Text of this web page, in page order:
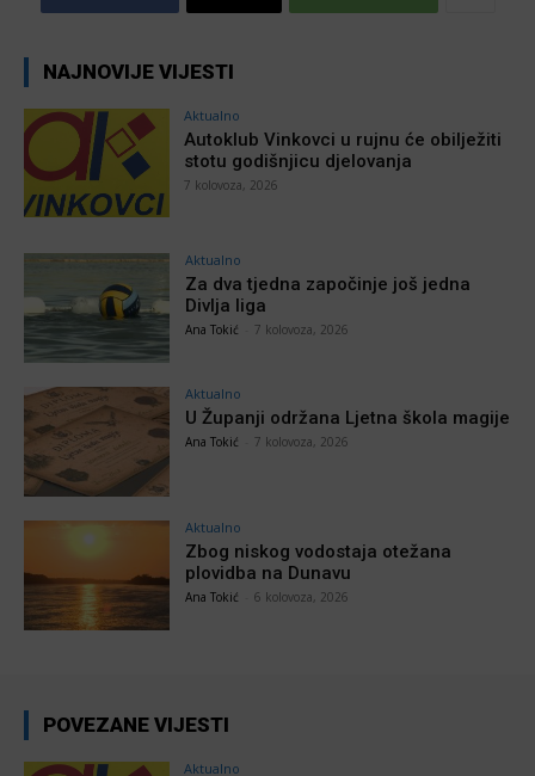
NAJNOVIJE VIJESTI
Aktualno
Autoklub Vinkovci u rujnu će obilježiti
stotu godišnjicu djelovanja
7 kolovoza, 2026
Aktualno
Za dva tjedna započinje još jedna
Divlja liga
Ana Tokić 7 kolovoza, 2026
Aktualno
U Županji održana Ljetna škola magije
Ana Tokić 7 kolovoza, 2026
Aktualno
Zbog niskog vodostaja otežana
plovidba na Dunavu
Ana Tokić 6 kolovoza, 2026
POVEZANE VIJESTI
Aktualno